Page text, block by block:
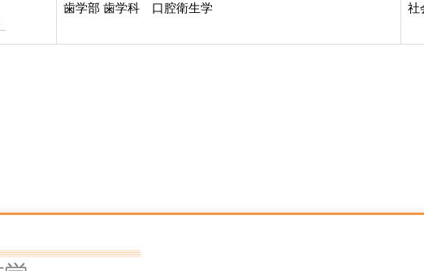
歯学部 歯学科 口腔衛生学 社